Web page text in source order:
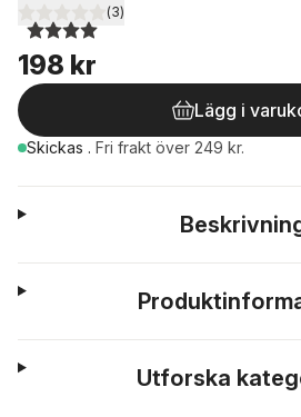
4,0utav 5 stjärnor. Totalt antal röster:
(3)
198 kr
Lägg i
Skickas . Fri frakt över 249 kr.
Utforska